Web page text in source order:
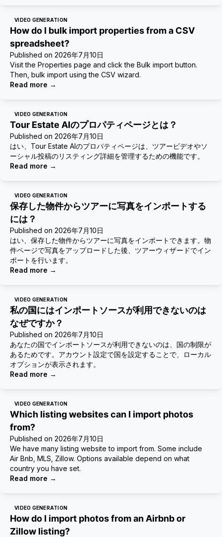
VIDEO GENERATION
How do I bulk import properties from a CSV
spreadsheet?
Published on 2026年7月10日
Visit the Properties page and click the Bulk import button.
Then, bulk import using the CSV wizard.
Read more →
VIDEO GENERATION
Tour Estate AIのプロパティページとは？
Published on 2026年7月10日
はい、Tour Estate AIのプロパティページは、ツアービデオやソ
ーシャル投稿のリスティング詳細を管理するための機能です。
Read more →
VIDEO GENERATION
保存した物件からツアーに写真をインポートする
には？
Published on 2026年7月10日
はい、保存した物件からツアーに写真をインポートできます。物
件ページで写真をアップロードした後、ツアーウィザードでイン
ポートを行います。
Read more →
VIDEO GENERATION
私の国にはインポートソースが利用できないのは
なぜですか？
Published on 2026年7月10日
あなたの国でインポートソースが利用できないのは、国の制限が
あるためです。アカウント設定で国を設定することで、ローカル
オプションが表示されます。
Read more →
VIDEO GENERATION
Which listing websites can I import photos
from?
Published on 2026年7月10日
We have many listing website to import from. Some include
Air Bnb, MLS, Zillow. Options available depend on what
country you have set.
Read more →
VIDEO GENERATION
How do I import photos from an Airbnb or
Zillow listing?